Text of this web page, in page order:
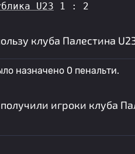
U23 1 : 2
клуба Палестина
назначено 0 пенальти.
игроки клуба